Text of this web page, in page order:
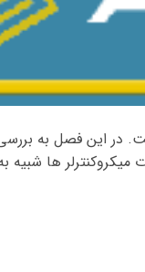
در این فصل به بررسی
میکروکنترلر ها شبیه